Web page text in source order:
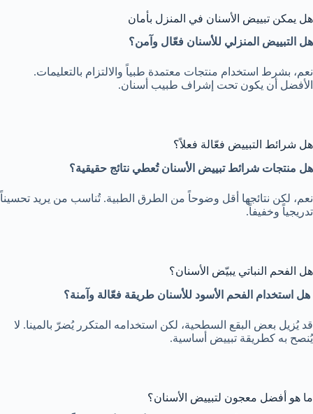
هل يمكن تبييض الأسنان في المنزل بأمان
هل التبييض المنزلي للأسنان فعّال وآمن؟
نعم، بشرط استخدام منتجات معتمدة طبياً والالتزام بالتعليمات.
الأفضل أن يكون تحت إشراف طبيب أسنان.
هل شرائط التبييض فعّالة فعلاً؟
هل منتجات شرائط تبييض الأسنان تُعطي نتائج حقيقية؟
نعم، لكن نتائجها أقل وضوحاً من الطرق الطبية. تُناسب من يريد تحسيناً
تدريجياً وخفيفاً.
هل الفحم النباتي يبيّض الأسنان؟
هل استخدام الفحم الأسود للأسنان طريقة فعّالة وآمنة؟
قد يُزيل بعض البقع السطحية، لكن استخدامه المتكرر يُضرّ بالمينا. لا
يُنصح به كطريقة تبييض أساسية.
ما هو أفضل معجون لتبييض الأسنان؟